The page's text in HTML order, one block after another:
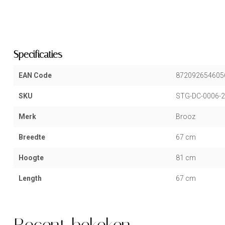
Specificaties
EAN Code
SKU STG-DC-0006-2
Merk Brooz
Breedte 67 cm
Hoogte 81 cm
Length 67 cm